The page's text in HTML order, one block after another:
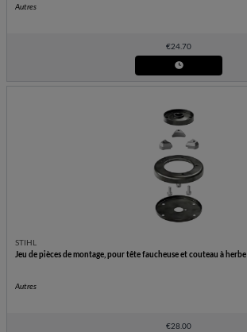
Autres
€24.70
STIHL
Jeu de pièces de montage, pour tête faucheuse et couteau à herbe
Autres
€28.00